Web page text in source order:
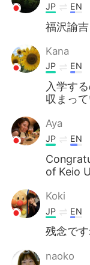
JP EN
福沢諭
Kana
JP EN
入学す
収まっ
Aya
JP EN
of Keio
Koki
JP EN
残念で
naoko